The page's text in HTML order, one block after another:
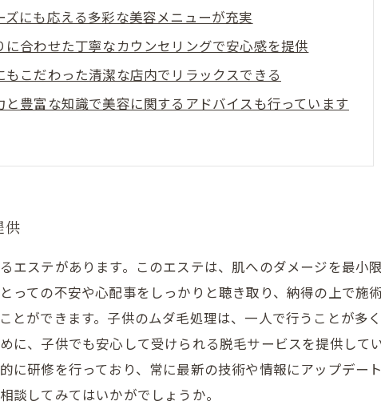
ズにも応える多彩な美容メニューが充実
に合わせた丁寧なカウンセリングで安心感を提供
もこだわった清潔な店内でリラックスできる
と豊富な知識で美容に関するアドバイスも行っています
供
エステがあります。このエステは、肌へのダメージを最小
っての不安や心配事をしっかりと聴き取り、納得の上で施
とができます。子供のムダ毛処理は、一人で行うことが多
に、子供でも安心して受けられる脱毛サービスを提供して
に研修を行っており、常に最新の技術や情報にアップデー
談してみてはいかがでしょうか。